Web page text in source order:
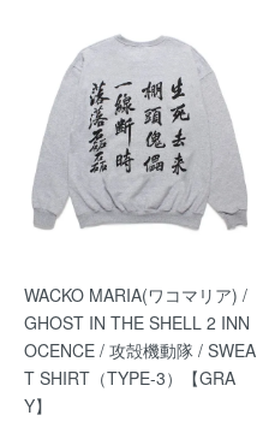
WACKO MARIA(ワコマリア) /
GHOST IN THE SHELL 2 INN
OCENCE / 攻殻機動隊 / SWEA
T SHIRT（TYPE-3）【GRA
Y】